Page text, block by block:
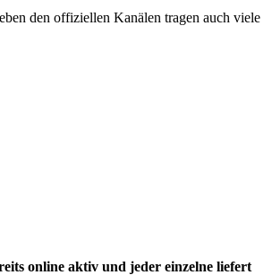
den offiziellen Kanälen tragen auch viele
online aktiv und jeder einzelne liefert